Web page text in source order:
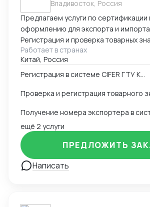
Владивосток, Россия
Предлагаем услуги по
оформлению для экспорта и импорта
Регистрация и проверка товарных
в таможенный реестр товарных
Изготовление маркировки для
для реализации в Китае. Получение
HS и CIQ кодов.
Работает в странах
Китай, Россия
ещё 2 услуги
Написать
ПРЕДЛОЖИТЬ